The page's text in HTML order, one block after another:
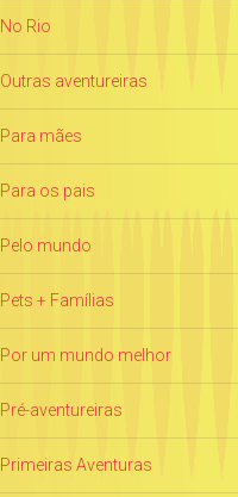
No Rio
Outras aventureiras
Para mães
Para os pais
Pelo mundo
Pets + Famílias
Por um mundo melhor
Pré-aventureiras
Primeiras Aventuras